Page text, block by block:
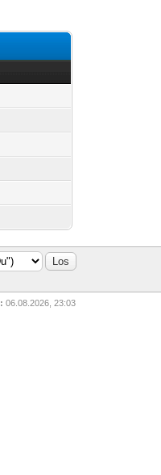
06.08.2026, 23:03